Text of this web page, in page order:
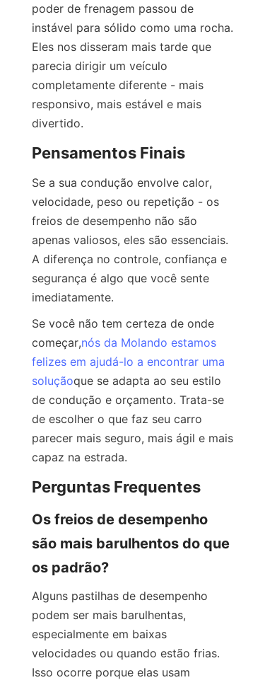
poder de frenagem passou de
instável para sólido como uma rocha.
Eles nos disseram mais tarde que
parecia dirigir um veículo
completamente diferente - mais
responsivo, mais estável e mais
divertido.
Pensamentos Finais
Se a sua condução envolve calor,
velocidade, peso ou repetição - os
freios de desempenho não são
apenas valiosos, eles são essenciais.
A diferença no controle, confiança e
segurança é algo que você sente
imediatamente.
Se você não tem certeza de onde
começar,nós da Molando estamos
felizes em ajudá-lo a encontrar uma
soluçãoque se adapta ao seu estilo
de condução e orçamento. Trata-se
de escolher o que faz seu carro
parecer mais seguro, mais ágil e mais
capaz na estrada.
Perguntas Frequentes
Os freios de desempenho
são mais barulhentos do que
os padrão?
Alguns pastilhas de desempenho
podem ser mais barulhentas,
especialmente em baixas
velocidades ou quando estão frias.
Isso ocorre porque elas usam